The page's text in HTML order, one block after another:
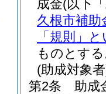
成金(以下
久根市補助
「規則」
ものとす
(助成対象
第2条
助成